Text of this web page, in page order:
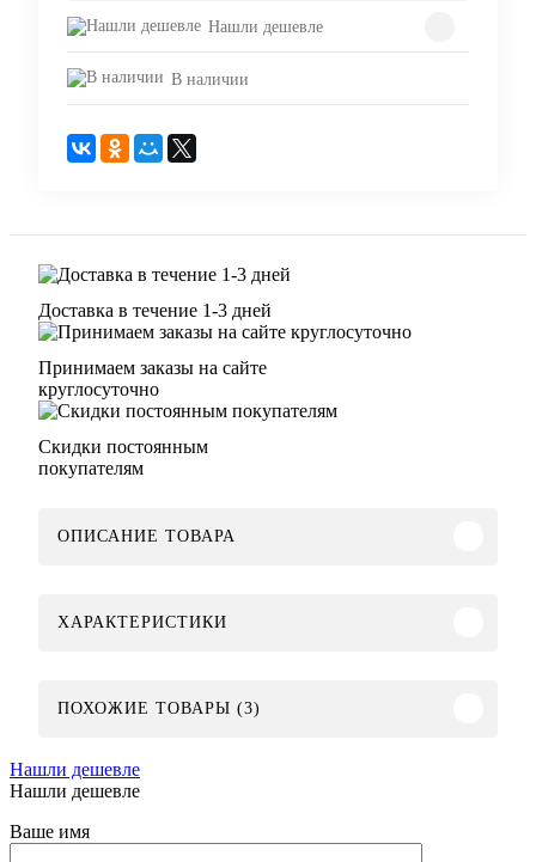
Нашли дешевле
В наличии
Доставка в течение 1-3 дней
Принимаем заказы на сайте
круглосуточно
Скидки постоянным
покупателям
ОПИСАНИЕ ТОВАРА
ХАРАКТЕРИСТИКИ
ПОХОЖИЕ ТОВАРЫ (3)
Нашли дешевле
Нашли дешевле
Ваше имя